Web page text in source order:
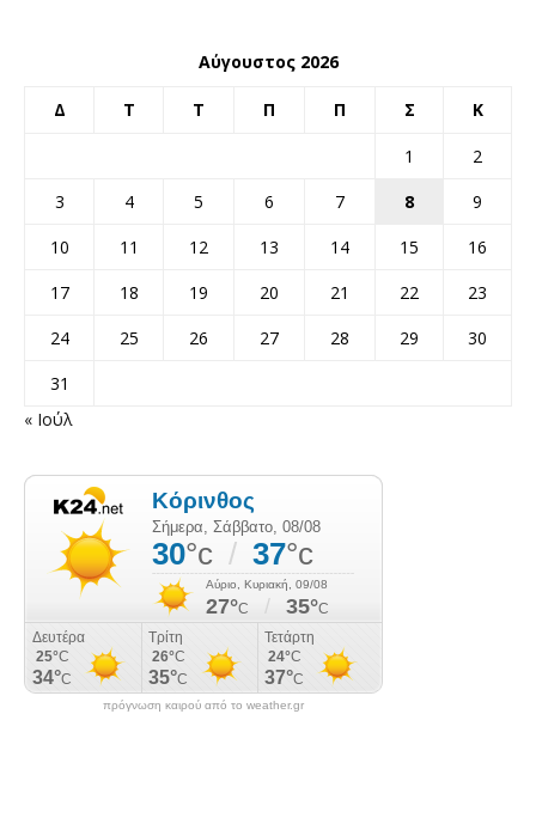
Αύγουστος 2026
Δ Τ Τ Π Π Σ Κ
1
2
3
4 5 6 7 8
9
10
11 12 13 14 15
16
17
18 19 20 21 22
23
24
25 26 27 28 29
30
31
« Ιούλ
πρόγνωση καιρού από το weather.gr